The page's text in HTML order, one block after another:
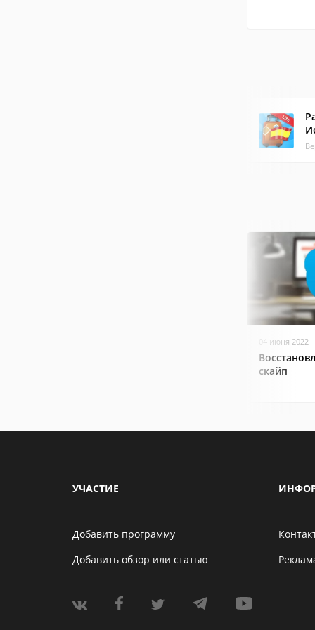
04 июня 2022
скайп
УЧАСТИЕ
Добавить программу
Добавить обзор или статью